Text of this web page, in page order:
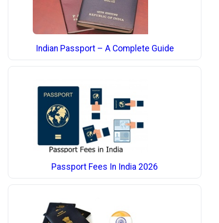
Indian Passport – A Complete Guide
Passport Fees In India 2026